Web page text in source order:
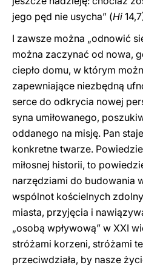
jego pęd nie usycha” (Hi
I zawsze można „odnowić
można zaczynać od nowa,
ciepło domu, w którym
zapewniające niezbędną
serce do odkrycia nowej
syna umiłowanego,
oddanego na misję. Pan
konkretne twarze.
miłosnej historii, to
narzędziami do budowania
wspólnot kościelnych
miasta, przyjęcia i
„osobą wpływową” w XXI
stróżami korzeni, stróżami
przeciwdziała, by nasze